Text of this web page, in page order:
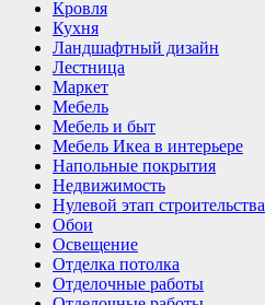
Кровля
Кухня
Ландшафтный дизайн
Лестница
Маркет
Мебель
Мебель и быт
Мебель Икеа в интерьере
Напольные покрытия
Недвижимость
Нулевой этап строительства
Обои
Освещение
Отделка потолка
Отделочные работы